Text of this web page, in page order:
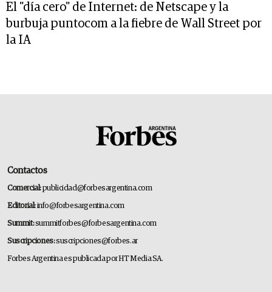
El "día cero" de Internet: de Netscape y la
burbuja puntocom a la fiebre de Wall Street por
la IA
Contactos
Comercial:publicidad@forbesargentina.com
Editorial:info@forbesargentina.com
Summit:summitforbes@forbesargentina.com
Suscripciones:suscripciones@forbes.ar
Forbes Argentina es publicada por HT Media SA.